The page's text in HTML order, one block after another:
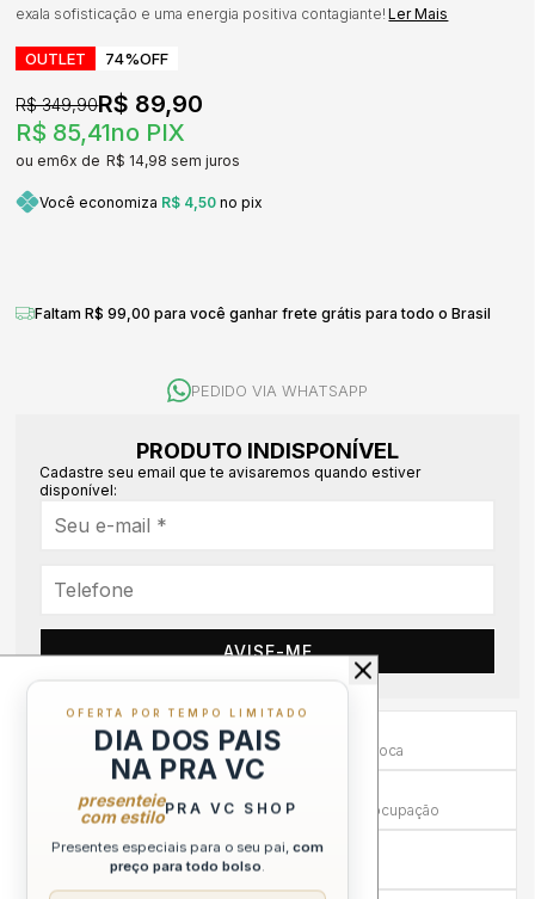
exala sofisticação e uma energia positiva contagiante!Ler Mais
OUTLET 74%OFF
R$ 85,41no PIX
R$ 349,90R$ 89,90
6x R$ 14,98sem juros
Você economiza R$ 4,50 no pix
Faltam R$ 99,00 para você ganhar frete grátis para todo o Brasil
PEDIDO VIA WHATSAPP
PRODUTO INDISPONÍVEL
Cadastre seu email que te avisaremos quando estiver
disponível:
AVISE-ME
Primeira Troca Grátis
Frete por nossa conta na primeira troca
Mais tempo para experimentar sem preocupação
Compra sem Risco
7 dias para reembolso integral
OFERTA POR TEMPO LIMITADO
DIA DOS PAIS
NA PRA VC
presenteie
com estiloPRA VC SHOP
Presentes especiais para o seu pai, com
preço para todo bolso.